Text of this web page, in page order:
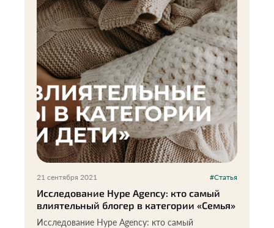
21 сентября 2021 #Статья
Исследование Hype Agency: кто самый
влиятельный блогер в категории «Семья»
Исследование Hype Agency: кто самый